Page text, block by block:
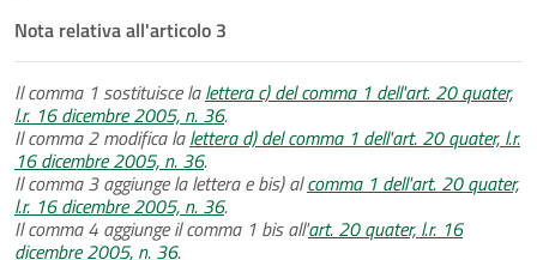
Nota relativa all'articolo 3
Il comma 1 sostituisce lalettera c) del comma 1 dell'art. 20 quater,
l.r. 16 dicembre 2005, n. 36.
Il comma 2 modifica lalettera d) del comma 1 dell'art. 20 quater, l.r.
16 dicembre 2005, n. 36.
Il comma 3 aggiunge la lettera e bis) alcomma 1 dell'art. 20 quater,
l.r. 16 dicembre 2005, n. 36.
Il comma 4 aggiunge il comma 1 bis all'art. 20 quater, l.r. 16
dicembre 2005, n. 36.